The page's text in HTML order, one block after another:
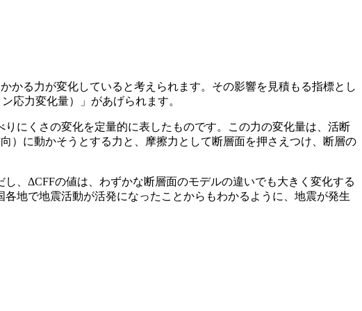
かる力が変化していると考えられます。その影響を見積もる指標とし
応力変化量）」があげられます。
にくさの変化を定量的に表したものです。この力の変化量は、活断
）に動かそうとする力と、摩擦力として断層面を押さえつけ、断層の
、ΔCFFの値は、わずかな断層面のモデルの違いでも大きく変化する
地で地震活動が活発になったことからもわかるように、地震が発生